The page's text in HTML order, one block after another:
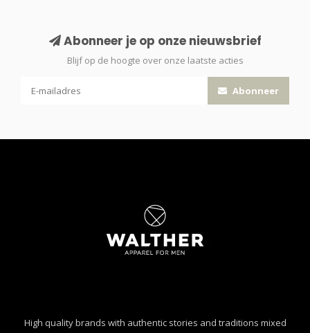
Abonneer je op onze nieuwsbrief
Blijf op de hoogte over onze laatste acties
Abonneer
High quality brands with authentic stories and traditions mixed